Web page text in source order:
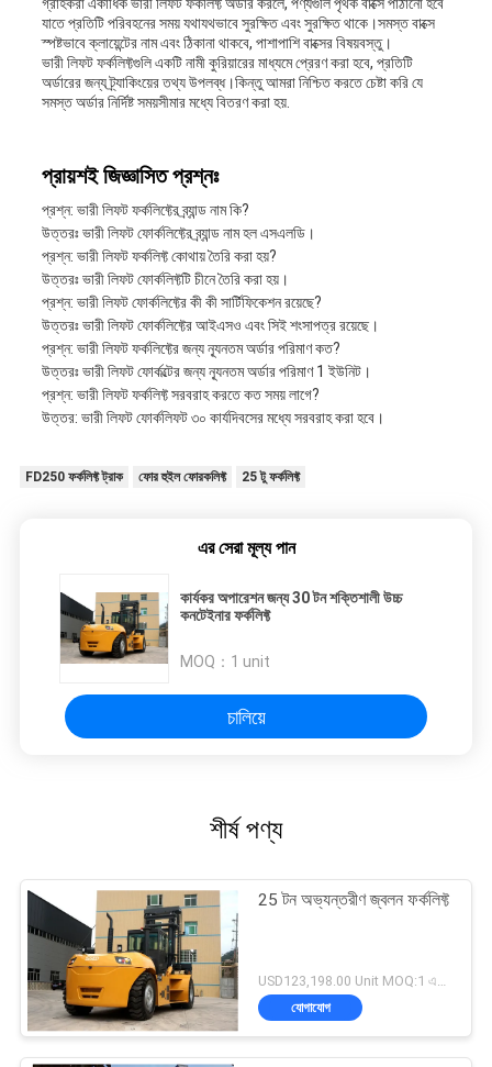
গ্রাহকরা একাধিক ভারী লিফট ফর্কলিফ্ট অর্ডার করলে, পণ্যগুলি পৃথক বাক্সে পাঠানো হবে
যাতে প্রতিটি পরিবহনের সময় যথাযথভাবে সুরক্ষিত এবং সুরক্ষিত থাকে।সমস্ত বাক্সে
স্পষ্টভাবে ক্লায়েন্টের নাম এবং ঠিকানা থাকবে, পাশাপাশি বাক্সের বিষয়বস্তু।
ভারী লিফট ফর্কলিফ্টগুলি একটি নামী কুরিয়ারের মাধ্যমে প্রেরণ করা হবে, প্রতিটি
অর্ডারের জন্য ট্র্যাকিংয়ের তথ্য উপলব্ধ।কিন্তু আমরা নিশ্চিত করতে চেষ্টা করি যে
সমস্ত অর্ডার নির্দিষ্ট সময়সীমার মধ্যে বিতরণ করা হয়.
প্রায়শই জিজ্ঞাসিত প্রশ্নঃ
প্রশ্ন: ভারী লিফট ফর্কলিফ্টের ব্র্যান্ড নাম কি?
উত্তরঃ ভারী লিফট ফোর্কলিফ্টের ব্র্যান্ড নাম হল এসএলডি।
প্রশ্ন: ভারী লিফট ফর্কলিফ্ট কোথায় তৈরি করা হয়?
উত্তরঃ ভারী লিফট ফোর্কলিফ্টটি চীনে তৈরি করা হয়।
প্রশ্ন: ভারী লিফট ফোর্কলিফ্টের কী কী সার্টিফিকেশন রয়েছে?
উত্তরঃ ভারী লিফট ফোর্কলিফ্টের আইএসও এবং সিই শংসাপত্র রয়েছে।
প্রশ্ন: ভারী লিফট ফর্কলিফ্টের জন্য ন্যূনতম অর্ডার পরিমাণ কত?
উত্তরঃ ভারী লিফট ফোর্কল্টের জন্য ন্যূনতম অর্ডার পরিমাণ 1 ইউনিট।
প্রশ্ন: ভারী লিফট ফর্কলিফ্ট সরবরাহ করতে কত সময় লাগে?
উত্তর: ভারী লিফট ফোর্কলিফট ৩০ কার্যদিবসের মধ্যে সরবরাহ করা হবে।
FD250 ফর্কলিফ্ট ট্রাক ফোর হুইল ফোরকলিফ্ট 25 টু ফর্কলিফ্ট
এর সেরা মূল্য পান
কার্যকর অপারেশন জন্য 30 টন শক্তিশালী উচ্চ
কনটেইনার ফর্কলিফ্ট
MOQ： 1 unit
চালিয়ে
শীর্ষ পণ্য
25 টন অভ্যন্তরীণ জ্বলন ফর্কলিফ্ট
USD123,198.00 Unit MOQ:1 একক
যোগাযোগ